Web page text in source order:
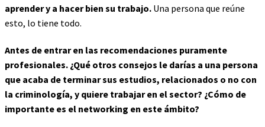
aprender y a hacer bien su trabajo. Una persona que reúne
esto, lo tiene todo.
Antes de entrar en las recomendaciones puramente
profesionales. ¿Qué otros consejos le darías a una persona
que acaba de terminar sus estudios, relacionados o no con
la criminología, y quiere trabajar en el sector? ¿Cómo de
importante es el networking en este ámbito?